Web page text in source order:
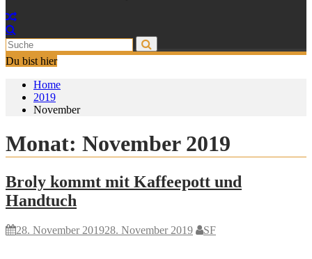
Du bist hier
Home
2019
November
Monat: November 2019
Broly kommt mit Kaffeepott und
Handtuch
28. November 201928. November 2019 SF